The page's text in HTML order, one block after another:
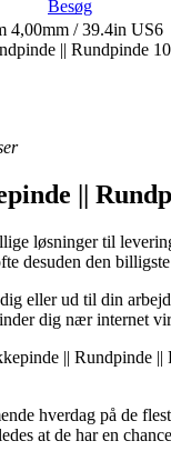
Besøg
4,00mm / 39.4in US6
|| Rundpinde
||
løsninger til
desuden den
eller ud til din
dig nær internet
||
hverdag på de
at de har en